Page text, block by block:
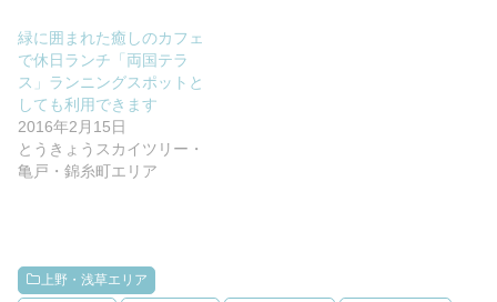
緑に囲まれた癒しのカフェ
で休日ランチ「両国テラ
ス」ランニングスポットと
しても利用できます
2016年2月15日
とうきょうスカイツリー・
亀戸・錦糸町エリア
上野・浅草エリア